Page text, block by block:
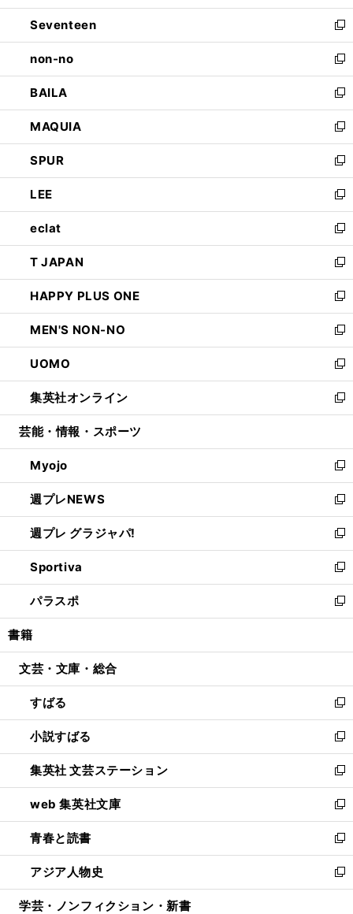
開
く
ウ
で
開
く
ン
ド
ウ
で
開
く
Seventeen
新
し
い
ウ
ィ
ン
ド
ウ
で
開
く
non-no
新
し
い
ウ
ィ
ン
ド
ウ
で
開
く
BAILA
新
し
い
ウ
ィ
ン
ド
ウ
で
開
く
MAQUIA
新
し
い
ウ
ィ
ン
ド
ウ
で
開
く
SPUR
新
し
い
ウ
ィ
ン
ド
ウ
で
開
く
LEE
新
し
い
ウ
ィ
ン
ド
ウ
で
開
く
eclat
新
し
い
ウ
ィ
ン
ド
ウ
で
開
く
T JAPAN
新
し
い
ウ
ィ
ン
ド
ウ
で
開
HAPPY PLUS ONE
新
し
い
ウ
ィ
ン
ド
ウ
開
く
MEN'S NON-NO
新
し
い
ウ
ィ
ン
ウ
で
開
く
UOMO
新
し
い
ウ
ン
ド
ウ
で
開
く
集英社オンライン
新
し
ウ
ィ
ン
ド
ウ
で
開
く
芸能・情報・スポーツ
Myojo
新
し
い
ウ
ィ
ン
ド
ウ
で
開
週プレNEWS
新
し
い
ウ
ィ
ン
ド
ウ
開
週プレ グラジャパ!
新
し
い
ウ
ィ
ン
ウ
開
く
Sportiva
新
し
い
ウ
ン
ウ
で
開
く
パラスポ
新
し
ウ
ン
ド
ウ
で
開
く
書籍
文芸・文庫・総合
すばる
新
し
い
ウ
ィ
ン
ド
ウ
で
開
く
小説すばる
新
し
い
ウ
ィ
ン
ド
ウ
で
開
集英社 文芸ステーション
新
し
い
ウ
ィ
ン
ド
ウ
web 集英社文庫
新
し
い
ウ
ィ
ン
青春と読書
新
し
い
ウ
アジア人物史
新
し
学芸・ノンフィクション・新書